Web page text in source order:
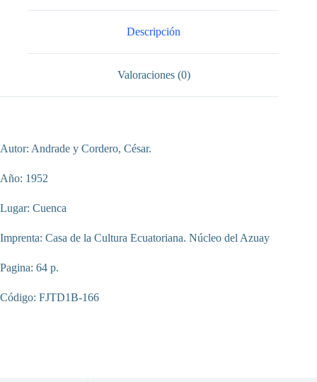
Descripción
Valoraciones (0)
Autor: Andrade y Cordero, César.
Año: 1952
Lugar: Cuenca
Imprenta: Casa de la Cultura Ecuatoriana. Núcleo del Azuay
Pagina: 64 p.
Código: FJTD1B-166